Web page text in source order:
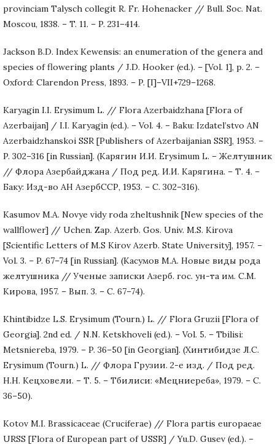
provinciam Talysch collegit R. Fr. Hohenacker // Bull. Soc. Nat.
Moscou, 1838. – T. 11. – P. 231–414.
Jackson B.D. Index Kewensis: an enumeration of the genera and
species of flowering plants / J.D. Hooker (ed.). – [Vol. 1], p. 2. –
Oxford: Clarendon Press, 1893. – P. [I]–VII+729–1268.
Karyagin I.I. Erysimum L. // Flora Azerbaidzhana [Flora of
Azerbaijan] / I.I. Karyagin (ed.). – Vol. 4. – Baku: Izdatel’stvo AN
Azerbaidzhanskoi SSR [Publishers of Azerbaijanian SSR], 1953. –
P. 302–316 [in Russian]. (Карягин И.И. Erysimum L. – Желтушник
// Флора Азербайджана / Под ред. И.И. Карягина. – Т. 4. –
Баку: Изд-во АН АзербССР, 1953. – С. 302–316).
Kasumov M.A. Novye vidy roda zheltushnik [New species of the
wallflower] // Uchen. Zap. Azerb. Gos. Univ. M.S. Kirova
[Scientific Letters of M.S Kirov Azerb. State University], 1957. –
Vol. 3. – P. 67–74 [in Russian]. (Касумов М.А. Новые виды рода
желтушника // Ученые записки Азерб. гос. ун-та им. С.М.
Кирова, 1957. – Вып. 3. – С. 67–74).
Khintibidze L.S. Erysimum (Tourn.) L. // Flora Gruzii [Flora of
Georgia]. 2nd ed. / N.N. Ketskhoveli (ed.). – Vol. 5. – Tbilisi:
Metsniereba, 1979. – P. 36–50 [in Georgian]. (Хинтибидзе Л.С.
Erysimum (Tourn.) L. // Флора Грузии. 2-е изд. / Под ред.
Н.Н. Кецховели. – Т. 5. – Тбилиси: «Мецниереба», 1979. – С.
36–50).
Kotov M.I. Brassicaceae (Cruciferae) // Flora partis europaeae
URSS [Flora of European part of USSR] / Yu.D. Gusev (ed.). –